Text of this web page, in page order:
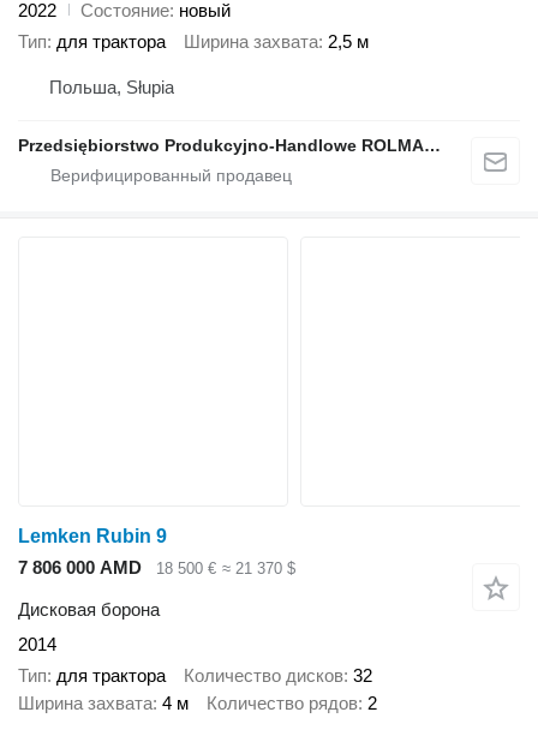
2022
Состояние новый
Тип для трактора Ширина захвата 2,5 м
Польша, Słupia
Przedsiębiorstwo Produkcyjno-Handlowe ROLMAPOL Marcin Dziekan
Lemken Rubin 9
7 806 000 AMD
18 500 € ≈ 21 370 $
Дисковая борона
2014
Тип для трактора Количество дисков 32
Ширина захвата 4 м Количество рядов 2